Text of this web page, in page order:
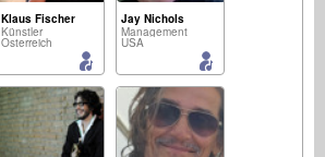
Klaus Fischer
Künstler
Österreich
Jay Nichols
Management
USA